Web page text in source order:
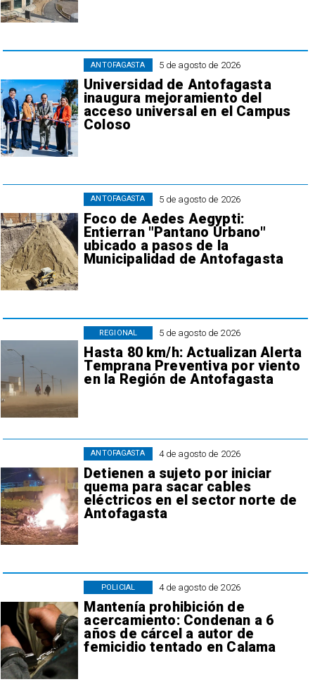
5 de agosto de 2026
Universidad de Antofagasta
inaugura mejoramiento del
acceso universal en el Campus
Coloso
ANTOFAGASTA
5 de agosto de 2026
Foco de Aedes Aegypti:
Entierran "Pantano Urbano"
ubicado a pasos de la
Municipalidad de Antofagasta
ANTOFAGASTA
5 de agosto de 2026
Hasta 80 km/h: Actualizan Alerta
Temprana Preventiva por viento
en la Región de Antofagasta
REGIONAL
4 de agosto de 2026
Detienen a sujeto por iniciar
quema para sacar cables
eléctricos en el sector norte de
Antofagasta
ANTOFAGASTA
4 de agosto de 2026
Mantenía prohibición de
acercamiento: Condenan a 6
años de cárcel a autor de
femicidio tentado en Calama
POLICIAL